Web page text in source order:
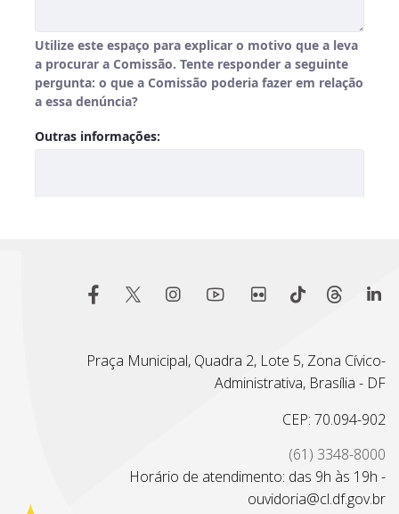
Praça Municipal, Quadra 2, Lote 5, Zona Cívico-
Administrativa, Brasília - DF
CEP: 70.094-902
(61) 3348-8000
Horário de atendimento: das 9h às 19h -
ouvidoria@cl.df.gov.br